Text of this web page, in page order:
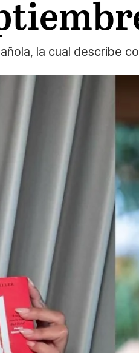
la cual describe